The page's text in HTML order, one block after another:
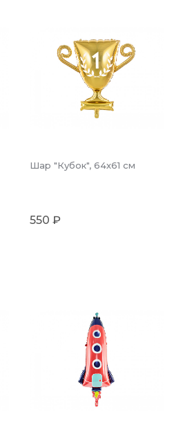
Шар "Кубок", 64х61 см
550 ₽